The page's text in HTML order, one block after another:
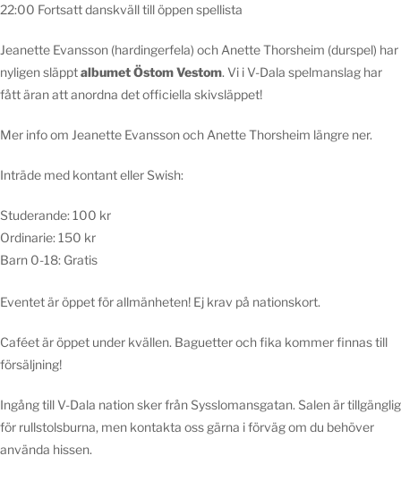
22:00 Fortsatt danskväll till öppen spellista
Jeanette Evansson (hardingerfela) och Anette Thorsheim (durspel) har
nyligen släpptalbumet Östom Vestom. Vi i V-Dala spelmanslag har
fått äran att anordna det officiella skivsläppet!
Mer info om Jeanette Evansson och Anette Thorsheim längre ner.
Inträde med kontant eller Swish:
Studerande: 100 kr
Ordinarie: 150 kr
Barn 0-18: Gratis
Eventet är öppet för allmänheten! Ej krav på nationskort.
Caféet är öppet under kvällen. Baguetter och fika kommer finnas till
försäljning!
Ingång till V-Dala nation sker från Sysslomansgatan. Salen är tillgänglig
för rullstolsburna, men kontakta oss gärna i förväg om du behöver
använda hissen.